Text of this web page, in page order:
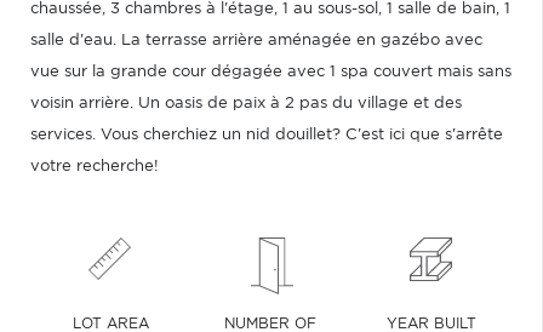
chaussée, 3 chambres à l'étage, 1 au sous-sol, 1 salle de bain, 1
salle d'eau. La terrasse arrière aménagée en gazébo avec
vue sur la grande cour dégagée avec 1 spa couvert mais sans
voisin arrière. Un oasis de paix à 2 pas du village et des
services. Vous cherchiez un nid douillet? C'est ici que s'arrête
votre recherche!
LOT AREA
NUMBER OF
YEAR BUILT